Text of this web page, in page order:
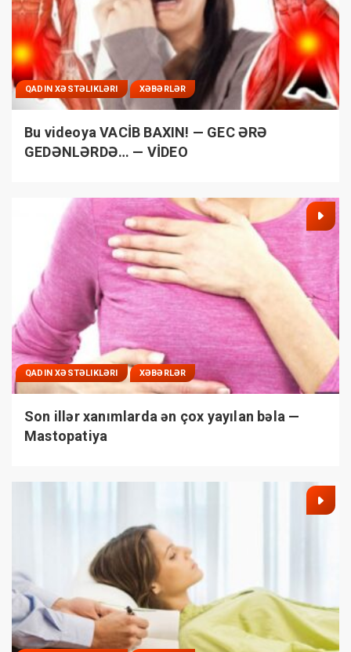
QADIN XƏSTƏLIKLƏRI XƏBƏRLƏR
Bu videoya VACİB BAXIN! — GEC ƏRƏ
GEDƏNLƏRDƏ… — VİDEO
QADIN XƏSTƏLIKLƏRI XƏBƏRLƏR
Son illər xanımlarda ən çox yayılan bəla —
Mastopatiya